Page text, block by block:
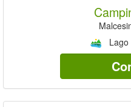
Lago